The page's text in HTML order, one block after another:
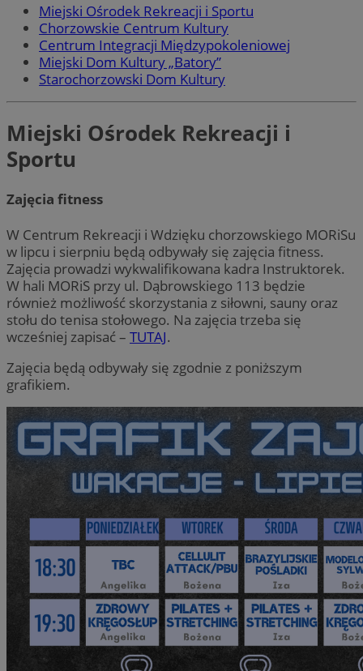
Miejski Ośrodek Rekreacji i Sportu
Chorzowskie Centrum Kultury
Centrum Integracji Międzypokoleniowej
Miejski Dom Kultury „Batory”
Starochorzowski Dom Kultury
Miejski Ośrodek Rekreacji i
Sportu
Zajęcia fitness
W Centrum Rekreacji i Wdzięku chorzowskiego MORiSu
w lipcu i sierpniu będą odbywały się zajęcia fitness.
Zajęcia prowadzi wykwalifikowana kadra Instruktorek.
W hali MORiS przy ul. Dąbrowskiego 113 będzie
również możliwość skorzystania z siłowni, sauny oraz
stołu do tenisa stołowego. Na zajęcia trzeba się
wcześniej zapisać – TUTAJ.
Zajęcia będą odbywały się zgodnie z poniższym
grafikiem.